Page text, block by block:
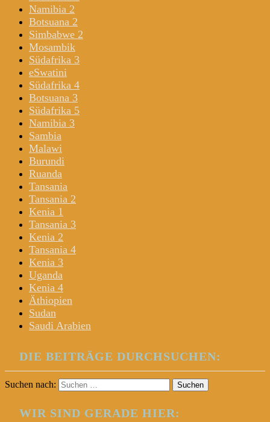
Namibia 2
Botsuana 2
Simbabwe 2
Mosambik
Südafrika 3
eSwatini
Südafrika 4
Botsuana 3
Südafrika 5
Namibia 3
Sambia
Malawi
Burundi
Ruanda
Tansania
Tansania 2
Kenia 1
Tansania 3
Kenia 2
Tansania 4
Kenia 3
Uganda
Kenia 4
Äthiopien
Sudan
Saudi Arabien
DIE BEITRÄGE DURCHSUCHEN:
Suchen nach:
WIR SIND GERADE HIER: